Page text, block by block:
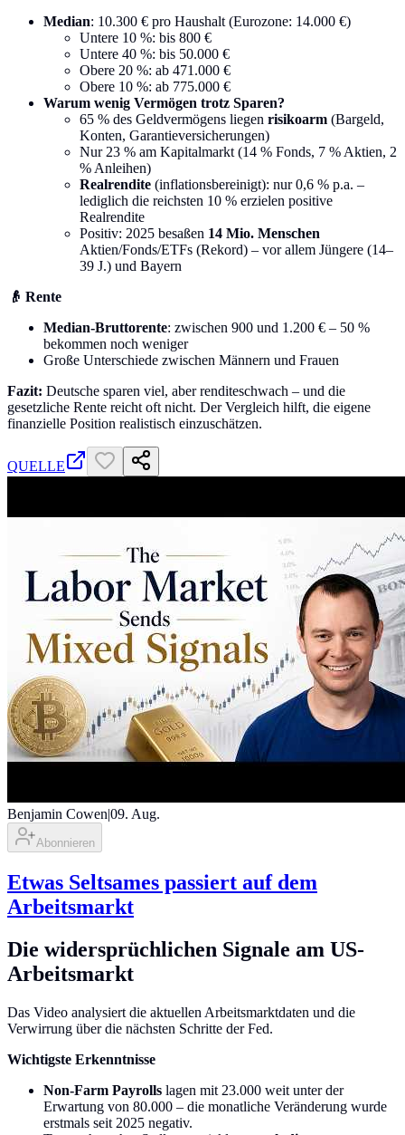
Median: 10.300 € pro Haushalt (Eurozone: 14.000 €)
Untere 10 %: bis 800 €
Untere 40 %: bis 50.000 €
Obere 20 %: ab 471.000 €
Obere 10 %: ab 775.000 €
Warum wenig Vermögen trotz Sparen?
65 % des Geldvermögens liegen risikoarm (Bargeld,
Konten, Garantieversicherungen)
Nur 23 % am Kapitalmarkt (14 % Fonds, 7 % Aktien, 2
% Anleihen)
Realrendite (inflationsbereinigt): nur 0,6 % p.a. –
lediglich die reichsten 10 % erzielen positive
Realrendite
Positiv: 2025 besaßen 14 Mio. Menschen
Aktien/Fonds/ETFs (Rekord) – vor allem Jüngere (14–
39 J.) und Bayern
👴 Rente
Median-Bruttorente: zwischen 900 und 1.200 € – 50 %
bekommen noch weniger
Große Unterschiede zwischen Männern und Frauen
Fazit: Deutsche sparen viel, aber renditeschwach – und die
gesetzliche Rente reicht oft nicht. Der Vergleich hilft, die eigene
finanzielle Position realistisch einzuschätzen.
QUELLE
Benjamin Cowen|09. Aug.
Abonnieren
Etwas Seltsames passiert auf dem
Arbeitsmarkt
Die widersprüchlichen Signale am US-
Arbeitsmarkt
Das Video analysiert die aktuellen Arbeitsmarktdaten und die
Verwirrung über die nächsten Schritte der Fed.
Wichtigste Erkenntnisse
Non-Farm Payrolls lagen mit 23.000 weit unter der
Erwartung von 80.000 – die monatliche Veränderung wurde
erstmals seit 2025 negativ.